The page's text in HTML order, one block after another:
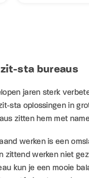
sta bureaus
jaren sterk
sta oplossingen in
zitten hem met
werken is een
zittend werken niet
kun je een mooie